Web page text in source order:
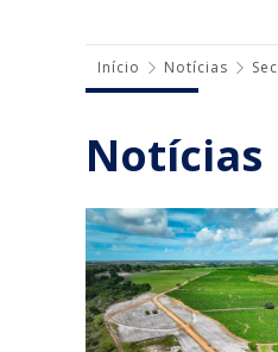
Início Notícias
Notícias